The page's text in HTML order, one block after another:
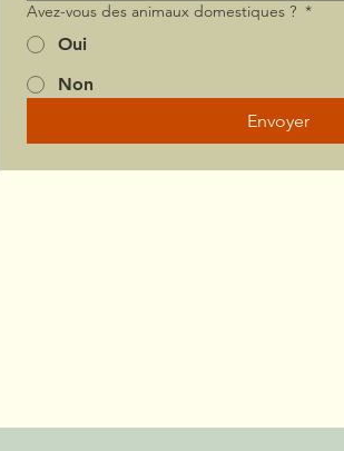
Avez-vous des animaux domestiques ? *
Oui
Non
Envoyer